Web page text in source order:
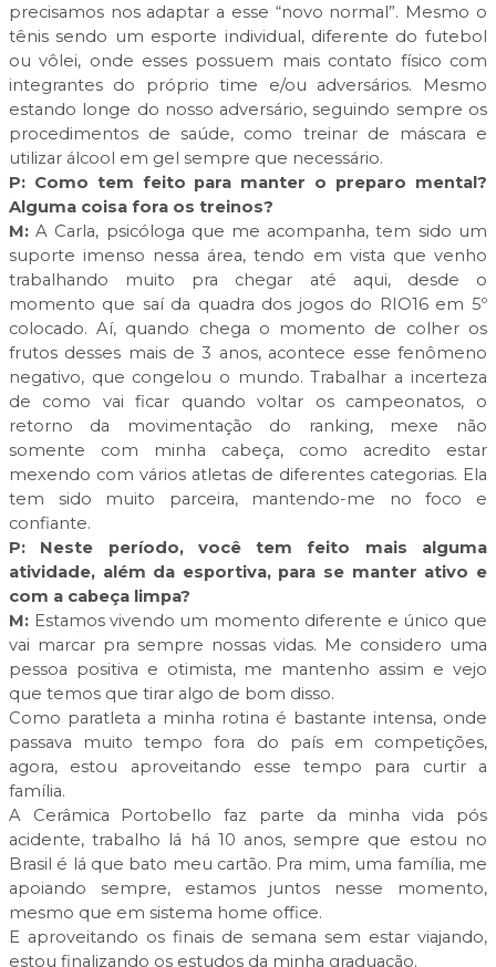
precisamos nos adaptar a esse “novo normal”. Mesmo o
tênis sendo um esporte individual, diferente do futebol
ou vôlei, onde esses possuem mais contato físico com
integrantes do próprio time e/ou adversários. Mesmo
estando longe do nosso adversário, seguindo sempre os
procedimentos de saúde, como treinar de máscara e
utilizar álcool em gel sempre que necessário.
P: Como tem feito para manter o preparo mental?
Alguma coisa fora os treinos?
M: A Carla, psicóloga que me acompanha, tem sido um
suporte imenso nessa área, tendo em vista que venho
trabalhando muito pra chegar até aqui, desde o
momento que saí da quadra dos jogos do RIO16 em 5º
colocado. Aí, quando chega o momento de colher os
frutos desses mais de 3 anos, acontece esse fenômeno
negativo, que congelou o mundo. Trabalhar a incerteza
de como vai ficar quando voltar os campeonatos, o
retorno da movimentação do ranking, mexe não
somente com minha cabeça, como acredito estar
mexendo com vários atletas de diferentes categorias. Ela
tem sido muito parceira, mantendo-me no foco e
confiante.
P: Neste período, você tem feito mais alguma
atividade, além da esportiva, para se manter ativo e
com a cabeça limpa?
M: Estamos vivendo um momento diferente e único que
vai marcar pra sempre nossas vidas. Me considero uma
pessoa positiva e otimista, me mantenho assim e vejo
que temos que tirar algo de bom disso.
Como paratleta a minha rotina é bastante intensa, onde
passava muito tempo fora do país em competições,
agora, estou aproveitando esse tempo para curtir a
família.
A Cerâmica Portobello faz parte da minha vida pós
acidente, trabalho lá há 10 anos, sempre que estou no
Brasil é lá que bato meu cartão. Pra mim, uma família, me
apoiando sempre, estamos juntos nesse momento,
mesmo que em sistema home office.
E aproveitando os finais de semana sem estar viajando,
estou finalizando os estudos da minha graduação.